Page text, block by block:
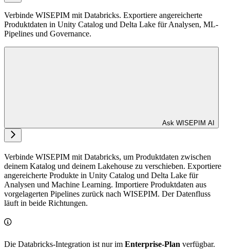
Verbinde WISEPIM mit Databricks. Exportiere angereicherte
Produktdaten in Unity Catalog und Delta Lake für Analysen, ML-
Pipelines und Governance.
Ask WISEPIM AI
Verbinde WISEPIM mit Databricks, um Produktdaten zwischen
deinem Katalog und deinem Lakehouse zu verschieben. Exportiere
angereicherte Produkte in Unity Catalog und Delta Lake für
Analysen und Machine Learning. Importiere Produktdaten aus
vorgelagerten Pipelines zurück nach WISEPIM. Der Datenfluss
läuft in beide Richtungen.
Die Databricks-Integration ist nur im Enterprise-Plan verfügbar.